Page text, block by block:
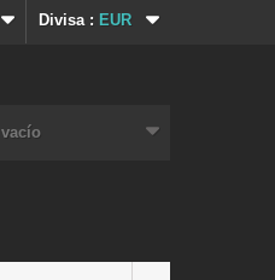
Divisa : EUR
vacío